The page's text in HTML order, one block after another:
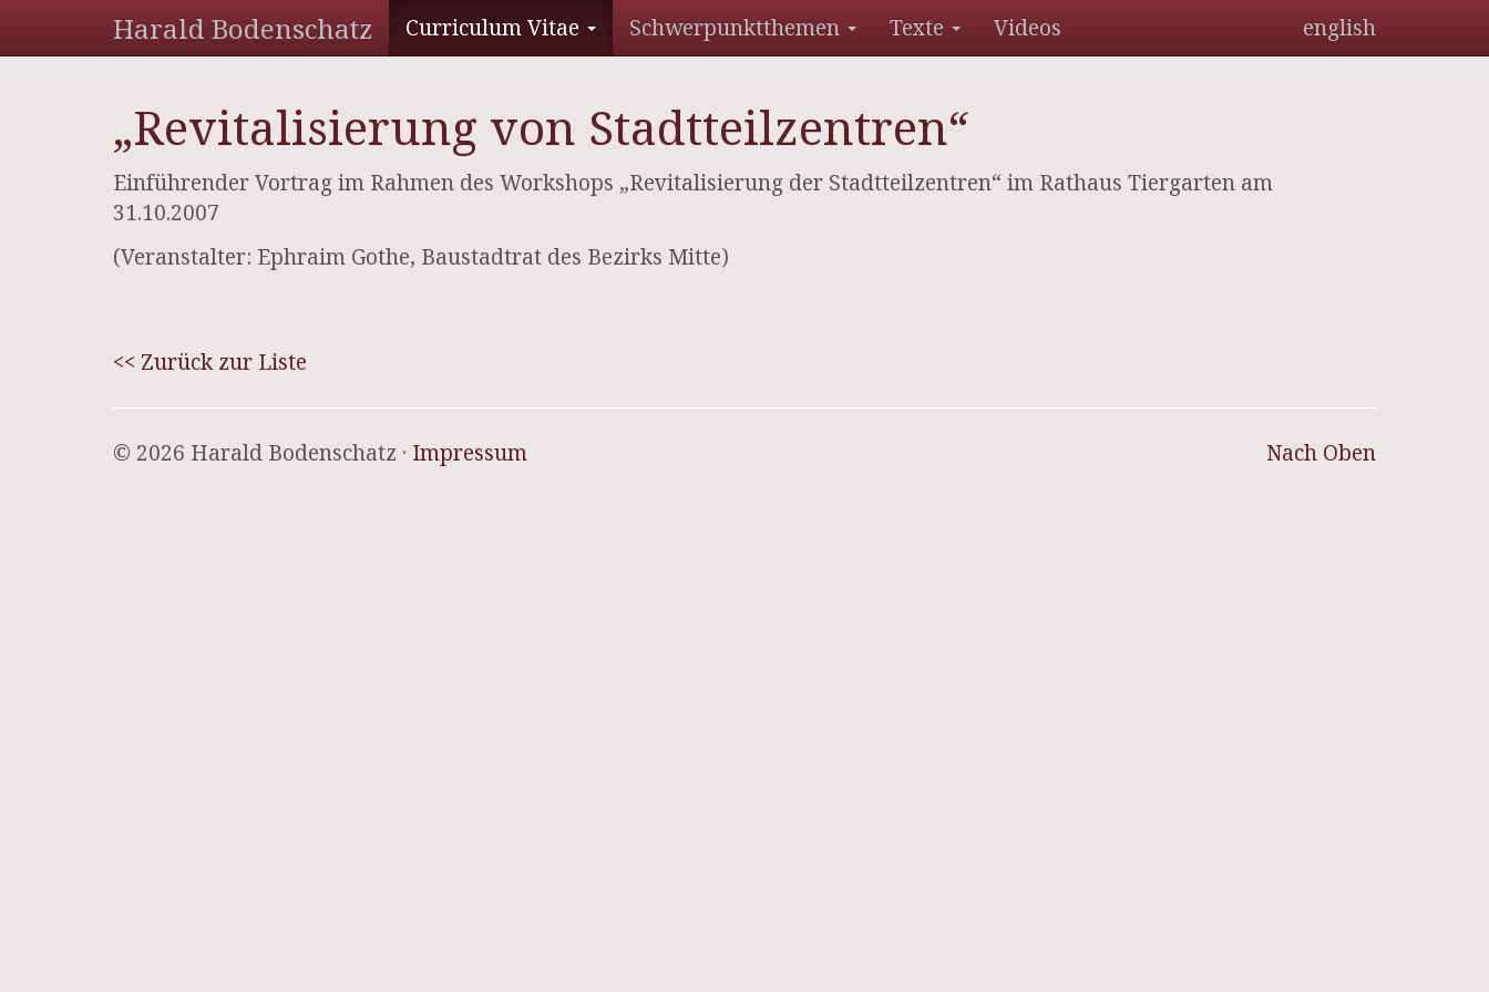
Harald Bodenschatz Curriculum Vitae Schwerpunktthemen Texte Videos english
„Revitalisierung von Stadtteilzentren“
Einführender Vortrag im Rahmen des Workshops „Revitalisierung der Stadtteilzentren“ im Rathaus Tiergarten am
31.10.2007
(Veranstalter: Ephraim Gothe, Baustadtrat des Bezirks Mitte)
<< Zurück zur Liste
Nach Oben
© 2026 Harald Bodenschatz · Impressum